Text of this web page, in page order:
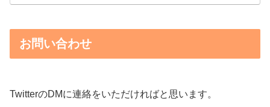
お問い合わせ
TwitterのDMに連絡をいただければと思います。